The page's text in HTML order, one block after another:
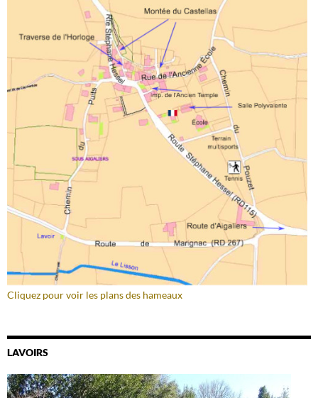
Cliquez pour voir les plans des hameaux
LAVOIRS